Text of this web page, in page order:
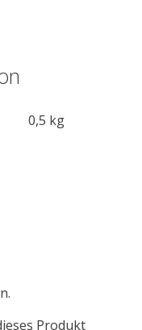
0,5 kg
Produkt